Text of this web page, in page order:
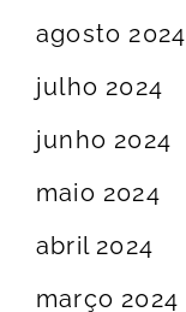
agosto 2024
julho 2024
junho 2024
maio 2024
abril 2024
março 2024